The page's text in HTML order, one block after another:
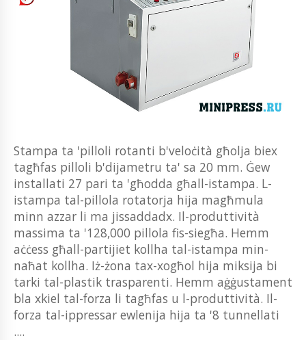
Stampa ta 'pilloli rotanti b'veloċità għolja biex
tagħfas pilloli b'dijametru ta' sa 20 mm. Ġew
installati 27 pari ta 'għodda għall-istampa. L-
istampa tal-pillola rotatorja hija magħmula
minn azzar li ma jissaddadx. Il-produttività
massima ta '128,000 pillola fis-siegħa. Hemm
aċċess għall-partijiet kollha tal-istampa min-
naħat kollha. Iż-żona tax-xogħol hija miksija bi
tarki tal-plastik trasparenti. Hemm aġġustament
bla xkiel tal-forza li tagħfas u l-produttività. Il-
forza tal-ippressar ewlenija hija ta '8 tunnellati
....